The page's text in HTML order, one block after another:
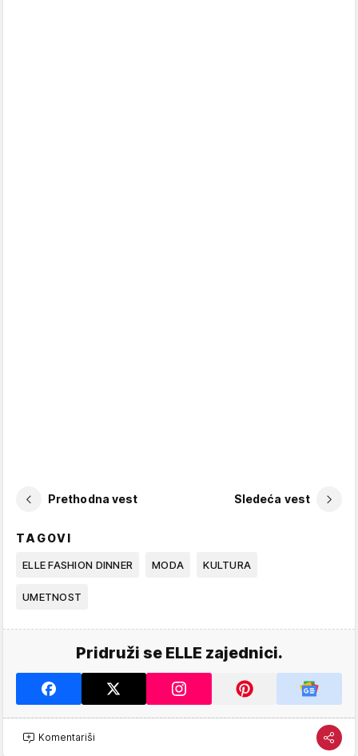
Prethodna vest Sledeća vest
TAGOVI
ELLE FASHION DINNER MODA KULTURA
UMETNOST
Pridruži se ELLE zajednici.
Komentariši